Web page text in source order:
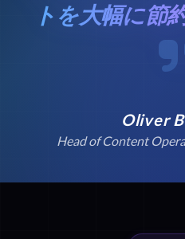
トを大幅に節
Oliver
Head of Content